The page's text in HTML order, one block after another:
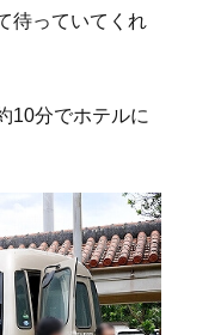
待っていてくれ
10分でホテルに